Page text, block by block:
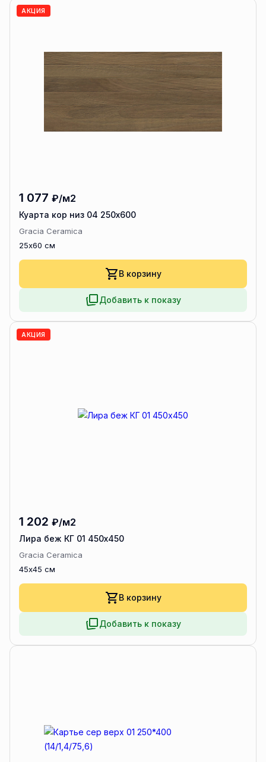
АКЦИЯ
1 077 ₽/м2
Куарта кор низ 04 250х600
Gracia Ceramica
25x60 см
В корзину
Добавить к показу
АКЦИЯ
1 202 ₽/м2
Лира беж КГ 01 450х450
Gracia Ceramica
45x45 см
В корзину
Добавить к показу